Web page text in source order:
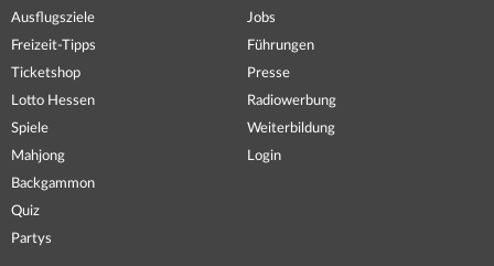
Ausflugsziele
Freizeit-Tipps
Ticketshop
Lotto Hessen
Spiele
Mahjong
Backgammon
Quiz
Partys
Jobs
Führungen
Presse
Radiowerbung
Weiterbildung
Login